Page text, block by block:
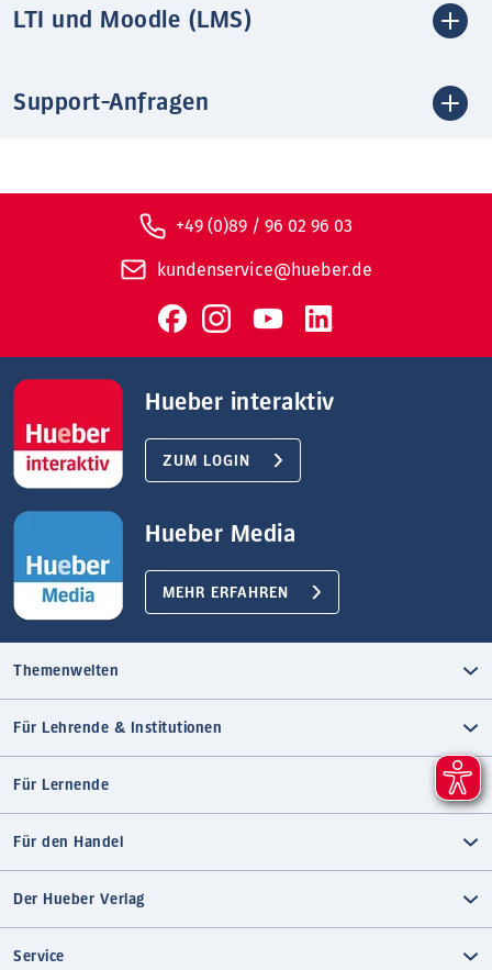
LTI und Moodle (LMS)
Support-Anfragen
+49 (0)89 / 96 02 96 03
kundenservice@hueber.de
Hueber interaktiv
ZUM LOGIN
Hueber Media
MEHR ERFAHREN
Themenwelten
Für Lehrende & Institutionen
Für Lernende
Für den Handel
Der Hueber Verlag
Service